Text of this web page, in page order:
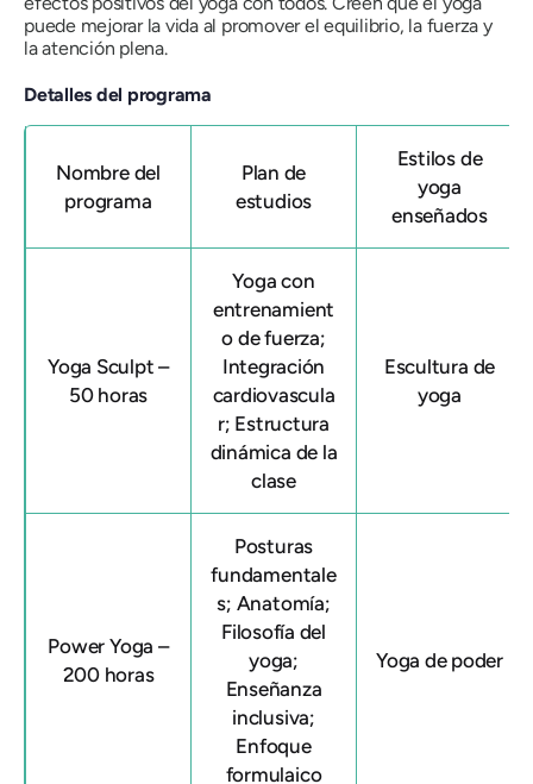
puede mejorar la vida al promover el equilibrio, la fuerza y ​​
la atención plena.
Detalles del programa
Nombre del
programa
Plan de
estudios
Estilos de
yoga
enseñados
Yoga Sculpt –
50 horas
Yoga con
entrenamient
o de fuerza;
Integración
cardiovascula
r; Estructura
dinámica de la
clase
Escultura de
yoga
Power Yoga –
200 horas
Posturas
fundamentale
s; Anatomía;
Filosofía del
yoga;
Enseñanza
inclusiva;
Enfoque
formulaico
Yoga de poder